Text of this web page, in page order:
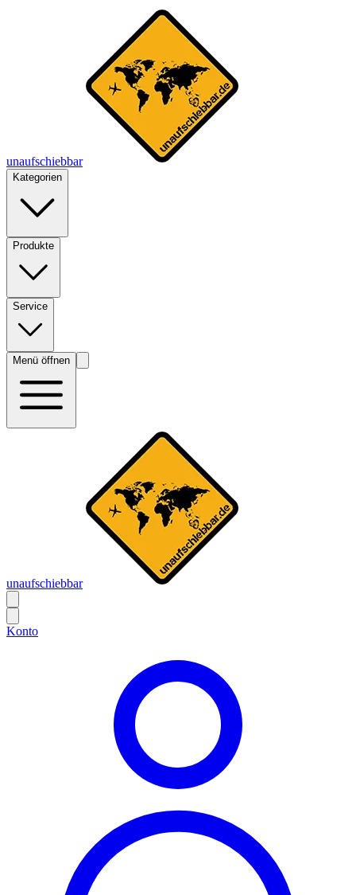
unaufschiebbar
Kategorien
Produkte
Service
Menü öffnen
unaufschiebbar
Konto